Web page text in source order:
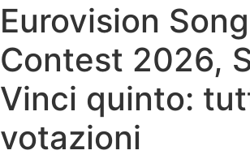
Eurovision Song
Contest 2026,
Vinci quinto:
votazioni